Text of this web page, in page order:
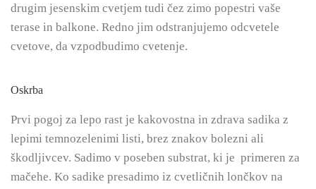
drugim jesenskim cvetjem tudi čez zimo popestri vaše
terase in balkone. Redno jim odstranjujemo odcvetele
cvetove, da vzpodbudimo cvetenje.
Oskrba
Prvi pogoj za lepo rast je kakovostna in zdrava sadika z
lepimi temnozelenimi listi, brez znakov bolezni ali
škodljivcev. Sadimo v poseben substrat, ki je primeren za
mačehe. Ko sadike presadimo iz cvetličnih lončkov na